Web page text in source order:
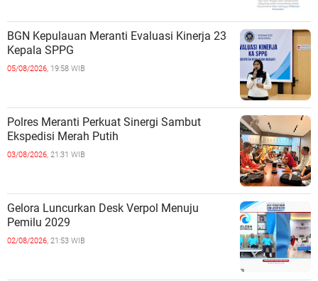
BGN Kepulauan Meranti Evaluasi Kinerja 23
Kepala SPPG
05/08/2026, 19:58 WIB
Polres Meranti Perkuat Sinergi Sambut
Ekspedisi Merah Putih
03/08/2026, 21:31 WIB
Gelora Luncurkan Desk Verpol Menuju
Pemilu 2029
02/08/2026, 21:53 WIB